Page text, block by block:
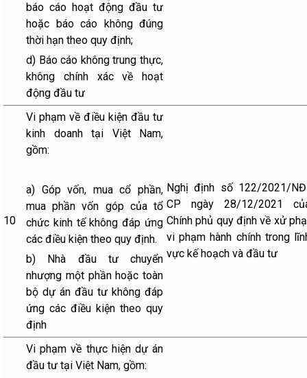
báo cáo hoạt động đầu tư
hoặc báo cáo không đúng
thời hạn theo quy định;
d) Báo cáo không trung thực,
không chính xác về hoạt
động đầu tư
10
Vi phạm về điều kiện đầu tư
kinh doanh tại Việt Nam,
gồm:
a) Góp vốn, mua cổ phần,
mua phần vốn góp của tổ
chức kinh tế không đáp ứng
các điều kiện theo quy định.
b) Nhà đầu tư chuyển
nhượng một phần hoặc toàn
bộ dự án đầu tư không đáp
ứng các điều kiện theo quy
định
Nghị định số 122/2021/
CP ngày 28/12/2021
Chính phủ quy định về xử
vi phạm hành chính trong
vực kế hoạch và đầu tư
Vi phạm về thực hiện dự án
đầu tư tại Việt Nam, gồm: